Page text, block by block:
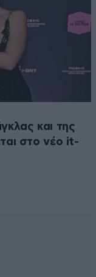
και της
στο νέο it-